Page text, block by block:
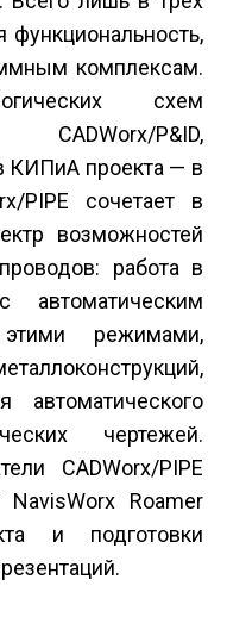
комплексам.
схем
P&ID,
КИПиА проекта — в
PIPE сочетает в
возможностей
работа в
режимами,
автоматического
чертежей.
CADWorx/PIPE
NavisWorx Roamer
и подготовки